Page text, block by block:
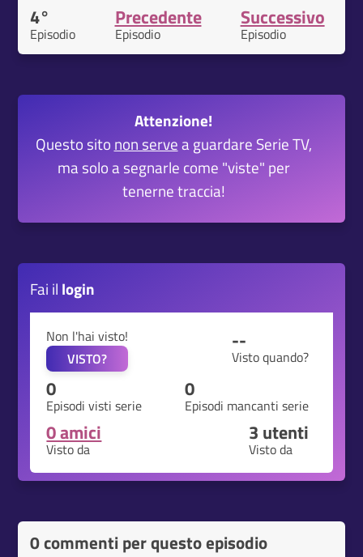
4°
Episodio
Precedente
Episodio
Successivo
Episodio
Attenzione!
Questo sito non servea guardare Serie TV,
ma solo a segnarle come "viste" per
tenerne traccia!
Fai il login
Non l'hai visto!
VISTO?
--
Visto quando?
0
Episodi visti serie
0
Episodi mancanti serie
0 amici
Visto da
3 utenti
Visto da
0 commenti per questo episodio